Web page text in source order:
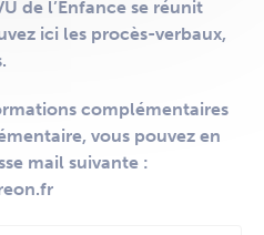
de l’Enfance se réunit
ici les procès-verbaux,
complémentaires
vous pouvez en
mail suivante :